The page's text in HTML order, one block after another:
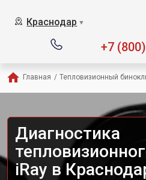
Краснодар ▼
+7
Главная / Тепловизионный
Диагностика
iRay в